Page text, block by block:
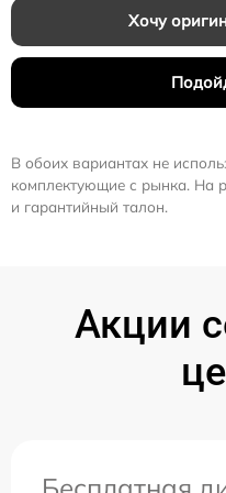
Хочу
В обоих вариантах не
комплектующие с рынка. На
и гарантийный талон.
Акции